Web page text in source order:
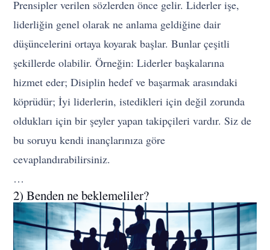
Prensipler verilen sözlerden önce gelir. Liderler işe,
liderliğin genel olarak ne anlama geldiğine dair
düşüncelerini ortaya koyarak başlar. Bunlar çeşitli
şekillerde olabilir. Örneğin: Liderler başkalarına
hizmet eder; Disiplin hedef ve başarmak arasındaki
köprüdür; İyi liderlerin, istedikleri için değil zorunda
oldukları için bir şeyler yapan takipçileri vardır. Siz de
bu soruyu kendi inançlarınıza göre
cevaplandırabilirsiniz.
…
2) Benden ne beklemeliler?